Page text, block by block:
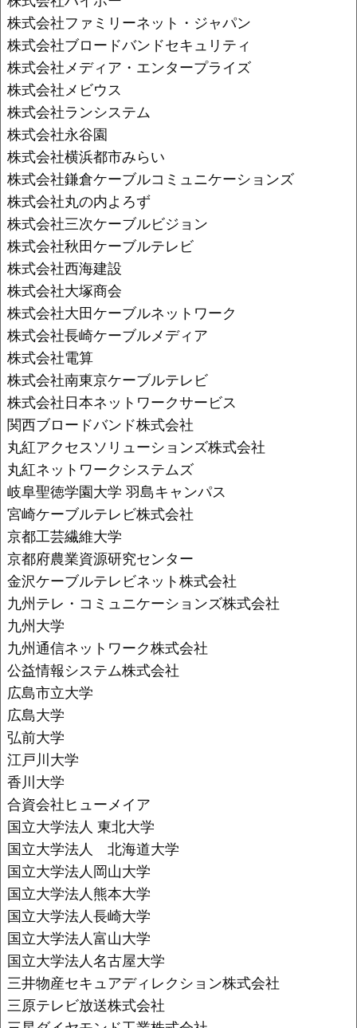
株式会社ファミリーネット・ジャパン
株式会社ブロードバンドセキュリティ
株式会社メディア・エンタープライズ
株式会社メビウス
株式会社ランシステム
株式会社永谷園
株式会社横浜都市みらい
株式会社鎌倉ケーブルコミュニケーションズ
株式会社丸の内よろず
株式会社三次ケーブルビジョン
株式会社秋田ケーブルテレビ
株式会社西海建設
株式会社大塚商会
株式会社大田ケーブルネットワーク
株式会社長崎ケーブルメディア
株式会社電算
株式会社南東京ケーブルテレビ
株式会社日本ネットワークサービス
関西ブロードバンド株式会社
丸紅アクセスソリューションズ株式会社
丸紅ネットワークシステムズ
岐阜聖徳学園大学 羽島キャンパス
宮崎ケーブルテレビ株式会社
京都工芸繊維大学
京都府農業資源研究センター
金沢ケーブルテレビネット株式会社
九州テレ・コミュニケーションズ株式会社
九州大学
九州通信ネットワーク株式会社
公益情報システム株式会社
広島市立大学
広島大学
弘前大学
江戸川大学
香川大学
合資会社ヒューメイア
国立大学法人 東北大学
国立大学法人 北海道大学
国立大学法人岡山大学
国立大学法人熊本大学
国立大学法人長崎大学
国立大学法人富山大学
国立大学法人名古屋大学
三井物産セキュアディレクション株式会社
三原テレビ放送株式会社